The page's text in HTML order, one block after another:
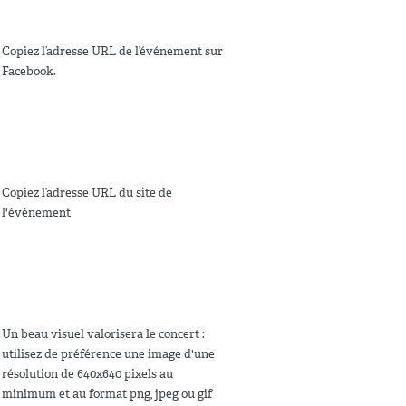
Copiez l’adresse URL de l’événement sur
Facebook.
Copiez l’adresse URL du site de
l'événement
Un beau visuel valorisera le concert :
utilisez de préférence une image d'une
résolution de 640x640 pixels au
minimum et au format png, jpeg ou gif